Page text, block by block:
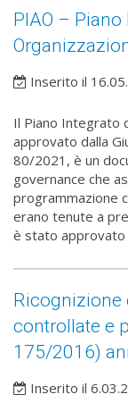
PIAO –
Inserito il
Il Piano Integrato
approvato dalla
80/2021, è un
governance che
programmazione
erano tenute a
è stato approvato
Ricognizione
controllate e
175/2016)
Inserito il